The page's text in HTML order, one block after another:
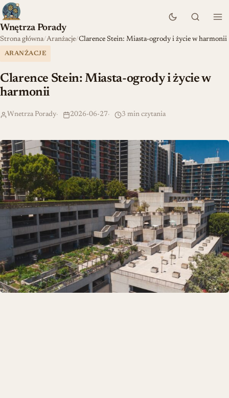
Wnętrza Porady
Strona główna Aranżacje Clarence Stein: Miasta-ogrody i życie w harmonii
ARANŻACJE
Clarence Stein: Miasta-ogrody i życie w
harmonii
Wnetrza Porady 2026-06-27 3 min czytania